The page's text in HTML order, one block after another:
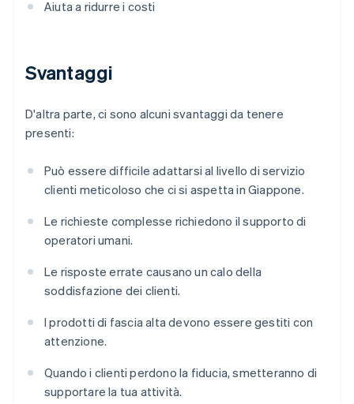
Aiuta a ridurre i costi
Svantaggi
D'altra parte, ci sono alcuni svantaggi da tenere
presenti:
Può essere difficile adattarsi al livello di servizio
clienti meticoloso che ci si aspetta in Giappone.
Le richieste complesse richiedono il supporto di
operatori umani.
Le risposte errate causano un calo della
soddisfazione dei clienti.
I prodotti di fascia alta devono essere gestiti con
attenzione.
Quando i clienti perdono la fiducia, smetteranno di
supportare la tua attività.